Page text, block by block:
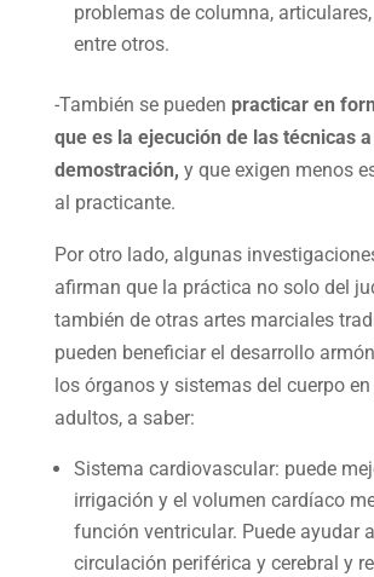
problemas de columna,
entre otros.
-También se pueden practicar en
que es la ejecución de las técnicas
demostración, y que exigen menos
al practicante.
Por otro lado, algunas
afirman que la práctica no solo del
también de otras artes marciales
pueden beneficiar el desarrollo
los órganos y sistemas del cuerpo
adultos, a saber:
Sistema cardiovascular: puede
irrigación y el volumen cardíaco
función ventricular. Puede ayudar
circulación periférica y cerebral y